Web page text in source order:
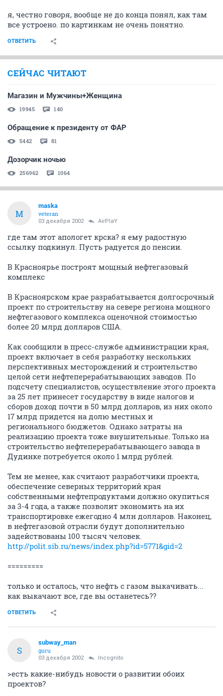
я, честно говоря, вообще не до конца понял, как там
все устроено. по картинкам не очень понятно.
ОТВЕТИТЬ
СЕЙЧАС ЧИТАЮТ
Магазин и Мужчины+Женщина
19945 140
Обращение к президенту от ФАР
5442 81
Дозорчик ночью
256962 1064
M
maska
veteran
03 декабря 2002 AirPlaY
где там этот апологет крска? я ему радостную
ссылку подкинул. Пусть радуется до пенсии.
В Красноярье построят мощный нефтегазовый
комплекс
В Красноярском крае разрабатывается долгосрочный
проект по строительству на севере региона мощного
нефтегазового комплекса оценочной стоимостью
более 20 млрд долларов США.
Как сообщили в пресс-службе администрации края,
проект включает в себя разработку нескольких
перспективных месторождений и строительство
целой сети нефтеперерабатывающих заводов. По
подсчету специалистов, осуществление этого проекта
за 25 лет принесет государству в виде налогов и
сборов доход почти в 50 млрд долларов, из них около
17 млрд придется на долю местных и
регионального бюджетов. Однако затраты на
реализацию проекта тоже внушительные. Только на
строительство нефтеперерабатывающего завода в
Дудинке потребуется около 1 млрд рублей.
Тем не менее, как считают разработчики проекта,
обеспечение северных территорий края
собственными нефтепродуктами должно окупиться
за 3-4 года, а также позволит экономить на их
транспортировке ежегодно 4 млн долларов. Наконец,
в нефтегазовой отрасли будут дополнительно
задействованы 100 тысяч человек.
http://polit.sib.ru/news/index.php?id=5771&gid=2
=========
только и осталось, что нефть с газом выкачивать...
как выкачают все, где вы останетесь??
ОТВЕТИТЬ
S
subway_man
guru
03 декабря 2002 Incognito
>есть какие-нибудь новости о развитии обоих
проектов?